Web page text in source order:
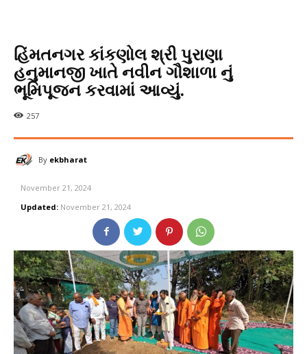
હિંમતનગર કાંકણોલ શ્રી પુરાણા
હનુમાનજી ખાતે નવીન ગૌશાળા નું
ભૂમિપૂજન કરવામાં આવ્યું.
257
By ekbharat
November 21, 2024
Updated: November 21, 2024